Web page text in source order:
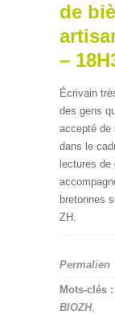
de
–
Écrivain
des gens
accepté de
dans le
lectures
bretonnes
ZH.
Permalien
Mots-clés :
BIOZH,